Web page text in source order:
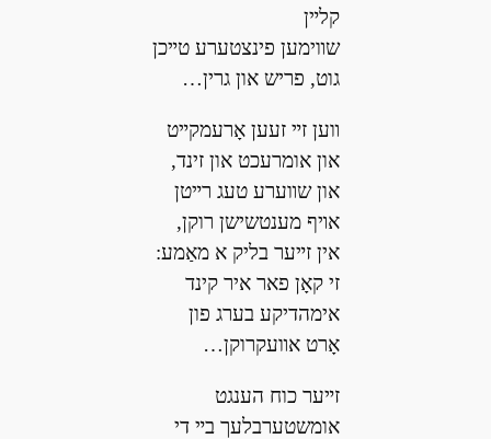
קלײן
שװימען פינצטערע טײכן
גוט, פריש און גרין…
װען זײ זעען אָרעמקײט
און אומרעכט און זינד,
און שװערע טעג רײטן
אױף מענטשישן רוקן,
אין זײער בליק א מאַמע:
זי קאָן פאר איר קינד
אימהדיקע בערג פון
אָרט אװעקרוקן…
זײער כוח הענגט
אומשטערבלעך בײ די